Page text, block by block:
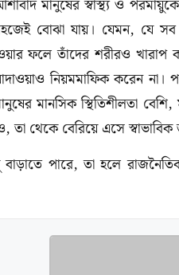
মানুষের স্বাস্থ্য ও
বোঝা যায়। যেমন, যে
ফলে তাঁদের শরীরও
নিয়মমাফিক করেন
মানসিক স্থিতিশীলতা
থেকে বেরিয়ে এসে
বাড়াতে পারে, তা হলে